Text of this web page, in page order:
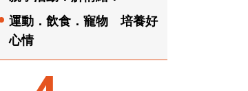
運動．飲食．寵物 培養好
心情